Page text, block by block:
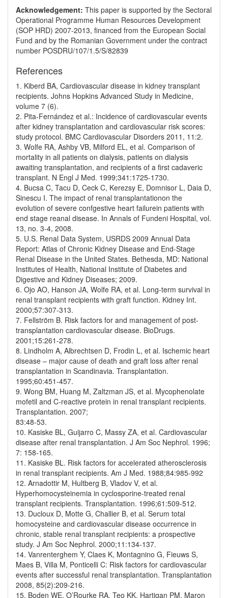
Acknowledgement: This paper is supported by the Sectoral
Operational Programme Human Resources Development
(SOP HRD) 2007-2013, financed from the European Social
Fund and by the Romanian Government under the contract
number POSDRU/107/1.5/S/82839
References
1. Kiberd BA, Cardiovascular disease in kidney transplant
recipients. Johns Hopkins Advanced Study in Medicine,
volume 7 (6).
2. Pita-Fernández et al.: Incidence of cardiovascular events
after kidney transplantation and cardiovascular risk scores:
study protocol. BMC Cardiovascular Disorders 2011, 11:2.
3. Wolfe RA, Ashby VB, Milford EL, et al. Comparison of
mortality in all patients on dialysis, patients on dialysis
awaiting transplantation, and recipients of a first cadaveric
transplant. N Engl J Med. 1999;341:1725-1730.
4. Bucsa C, Tacu D, Ceck C, Kerezsy E, Domnisor L, Daia D,
Sinescu I. The impact of renal transplantationon the
evolution of severe confgestive heart failurein patients with
end stage reanal disease. In Annals of Fundeni Hospital, vol.
13, no. 3-4, 2008.
5. U.S. Renal Data System, USRDS 2009 Annual Data
Report: Atlas of Chronic Kidney Disease and End-Stage
Renal Disease in the United States. Bethesda, MD: National
Institutes of Health, National Institute of Diabetes and
Digestive and Kidney Diseases; 2009.
6. Ojo AO, Hanson JA, Wolfe RA, et al. Long-term survival in
renal tran­s­plant recipients with graft function. Kidney Int.
2000;57:307-313.
7. Fellström B. Risk factors for and management of post-
transplantation cardiovascular disease. BioDrugs.
2001;15:261-278.
8. Lindholm A, Albrechtsen D, Frodin L, et al. Ischemic heart
disease – major cause of death and graft loss after renal
transplantation in Scandinavia. Transplantation.
1995;60:451-457.
9. Wong BM, Huang M, Zaltzman JS, et al. Mycophenolate
mofetil and C-reactive protein in renal transplant recipients.
Transplantation. 2007;
83:48-53.
10. Kasiske BL, Guijarro C, Massy ZA, et al. Cardiovascular
disease after renal transplantation. J Am Soc Nephrol. 1996;
7: 158-165.
11. Kasiske BL. Risk factors for accelerated atherosclerosis
in renal transplant recipients. Am J Med. 1988;84:985-992
12. Arnadottir M, Hultberg B, Vladov V, et al.
Hyperhomocysteinemia in cyclosporine-treated renal
transplant recipients. Transplantation. 1996;61:509-512.
13. Ducloux D, Motte G, Challier B, et al. Serum total
homocysteine and cardiovascular disease occurrence in
chronic, stable renal transplant recipients: a prospective
study. J Am Soc Nephrol. 2000;11:134-137.
14. Vanrenterghem Y, Claes K, Montagnino G, Fieuws S,
Maes B, Villa M, Ponticelli C: Risk factors for cardiovascular
events after successful renal transplantation. Transplantation
2008, 85(2):209-216.
15. Boden WE, O’Rourke RA, Teo KK, Hartigan PM, Maron